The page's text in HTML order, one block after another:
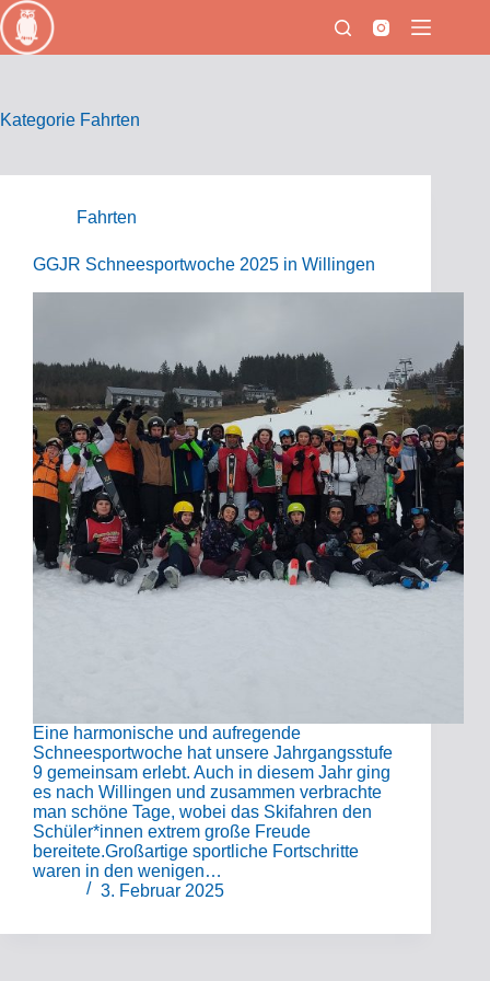
Zum
Inhalt
springen
Kategorie Fahrten
Fahrten
GGJR Schneesportwoche 2025 in Willingen
Eine harmonische und aufregende
Schneesportwoche hat unsere Jahrgangsstufe
9 gemeinsam erlebt. Auch in diesem Jahr ging
es nach Willingen und zusammen verbrachte
man schöne Tage, wobei das Skifahren den
Schüler*innen extrem große Freude
bereitete.Großartige sportliche Fortschritte
waren in den wenigen…
3. Februar 2025